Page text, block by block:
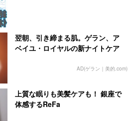
翌朝、引き締まる肌。ゲラン、ア
ベイユ・ロイヤルの新ナイトケア
AD(ゲラン｜美的.com)
上質な眠りも美髪ケアも！ 銀座で
体感するReFa